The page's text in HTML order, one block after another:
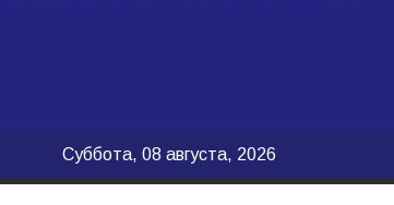
Суббота, 08 августа, 2026